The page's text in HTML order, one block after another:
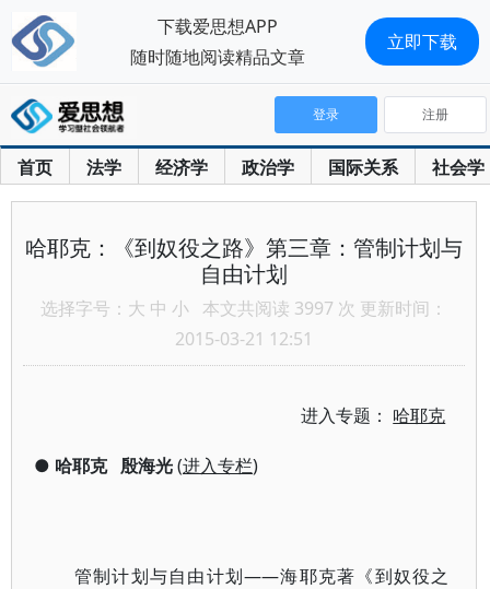
首页 法学 经济学 政治学 国际关系 社会学
登录 注册
哈耶克：《到奴役之路》第三章：管制计划与
自由计划
选择字号： 大 中 小 本文共阅读 3997 次 更新时间：
2015-03-21 12:51
进入专题： 哈耶克
● 哈耶克 殷海光(进入专栏)
管制计划与自由计划——海耶克著《到奴役之
下载爱思想APP
随时随地阅读精品文章
立即下载